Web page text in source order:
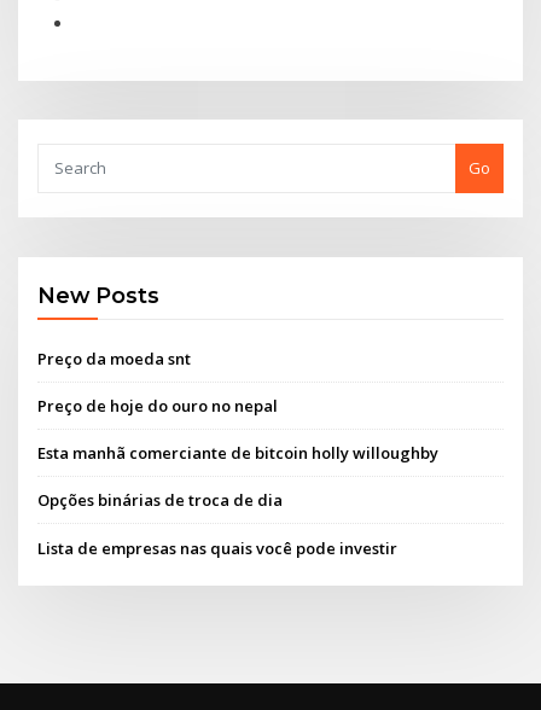
Go
New Posts
Preço da moeda snt
Preço de hoje do ouro no nepal
Esta manhã comerciante de bitcoin holly willoughby
Opções binárias de troca de dia
Lista de empresas nas quais você pode investir